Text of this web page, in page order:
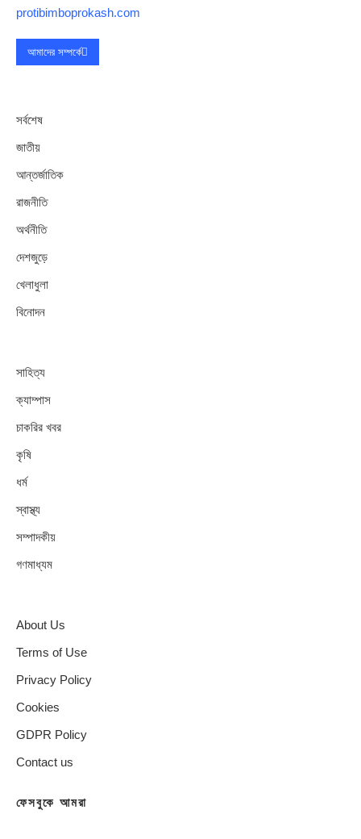
protibimboprokash.com
আমাদের সম্পর্কে
সর্বশেষ
জাতীয়
আন্তর্জাতিক
রাজনীতি
অর্থনীতি
দেশজুড়ে
খেলাধুলা
বিনোদন
সাহিত্য
ক্যাম্পাস
চাকরির খবর
কৃষি
ধর্ম
স্বাস্থ্য
সম্পাদকীয়
গণমাধ্যম
About Us
Terms of Use
Privacy Policy
Cookies
GDPR Policy
Contact us
ফেসবুকে আমরা